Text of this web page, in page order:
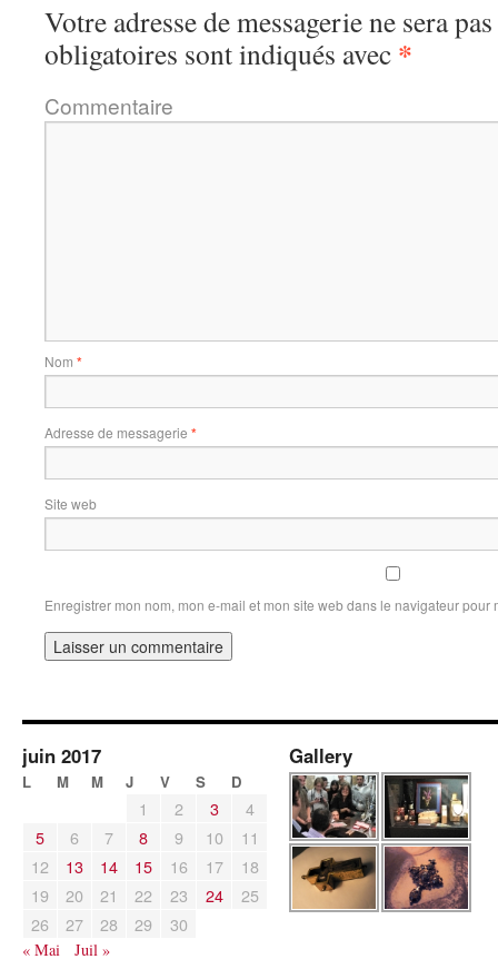
Votre adresse de messagerie ne sera
obligatoires sont indiqués avec *
Commentaire
Nom *
Adresse de messagerie *
Site web
Enregistrer mon nom, mon e-mail et mon site web dans le navigateur pour
juin 2017
L M M J V S D
1 2 3
4
5
6 7 8 9 10
11
12
13 14 15 16 17
18
19
20 21 22 23 24
25
26
27 28 29 30
« Mai Juil »
Gallery